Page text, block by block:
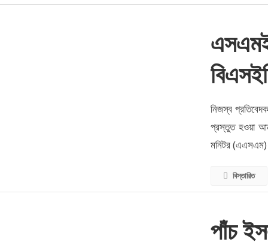
এসএমই
নিজস্ব
প্রস্তুত হওয়া
মনিটর (এএসএম)
বিস্তারিত
পাঁচ